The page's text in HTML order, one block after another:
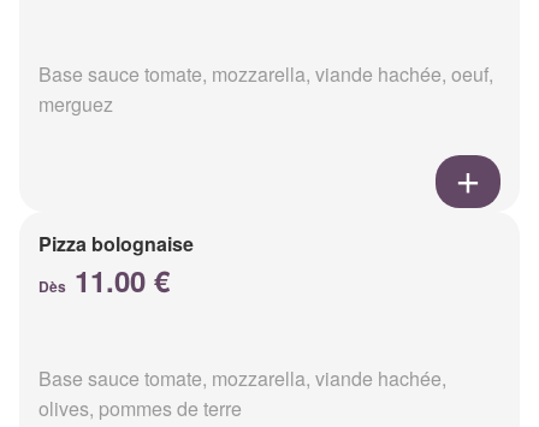
Base sauce tomate, mozzarella, viande hachée, oeuf,
merguez
Pizza bolognaise
Dès 11.00 €
Base sauce tomate, mozzarella, viande hachée,
olives, pommes de terre